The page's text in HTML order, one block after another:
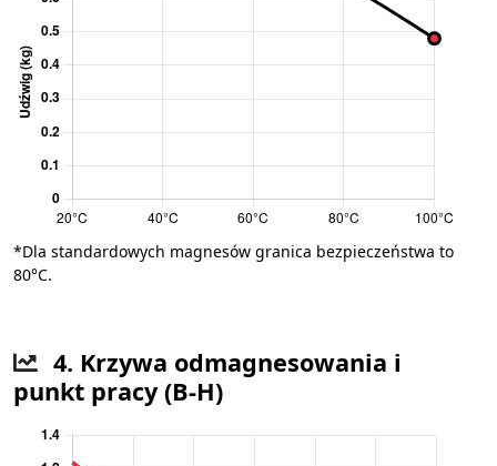
*Dla standardowych magnesów granica bezpieczeństwa to
80°C.
4. Krzywa odmagnesowania i
punkt pracy (B-H)